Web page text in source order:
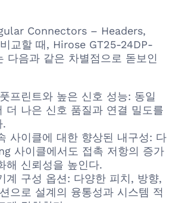
Connectors – Headers,
교할 때, Hirose GT25-24DP-
다음과 같은 차별점으로 돋보인
프린트와 높은 신호 성능: 동일
더 나은 신호 품질과 연결 밀도를
.
사이클에 대한 향상된 내구성: 다
사이클에서도 접촉 저항의 증가
해 신뢰성을 높인다.
계 구성 옵션: 다양한 피치, 방향,
으로 설계의 융통성과 시스템 적